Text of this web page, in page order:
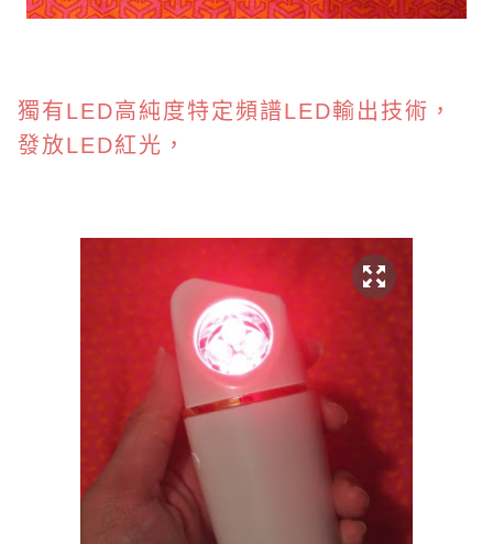
獨有LED高純度特定頻譜LED輸出技術 ，
發放LED紅光，